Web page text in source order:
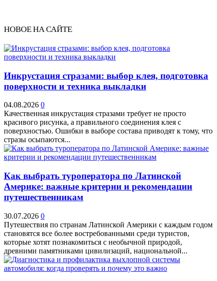
НОВОЕ НА САЙТЕ
Инкрустация стразами: выбор клея, подготовка
поверхности и техника выкладки
04.08.2026 0
Качественная инкрустация стразами требует не просто
красивого рисунка, а правильного соединения клея с
поверхностью. Ошибки в выборе состава приводят к тому, что
стразы осыпаются...
Как выбрать туроператора по Латинской
Америке: важные критерии и рекомендации
путешественникам
30.07.2026 0
Путешествия по странам Латинской Америки с каждым годом
становятся все более востребованными среди туристов,
которые хотят познакомиться с необычной природой,
древними памятниками цивилизаций, национальной...